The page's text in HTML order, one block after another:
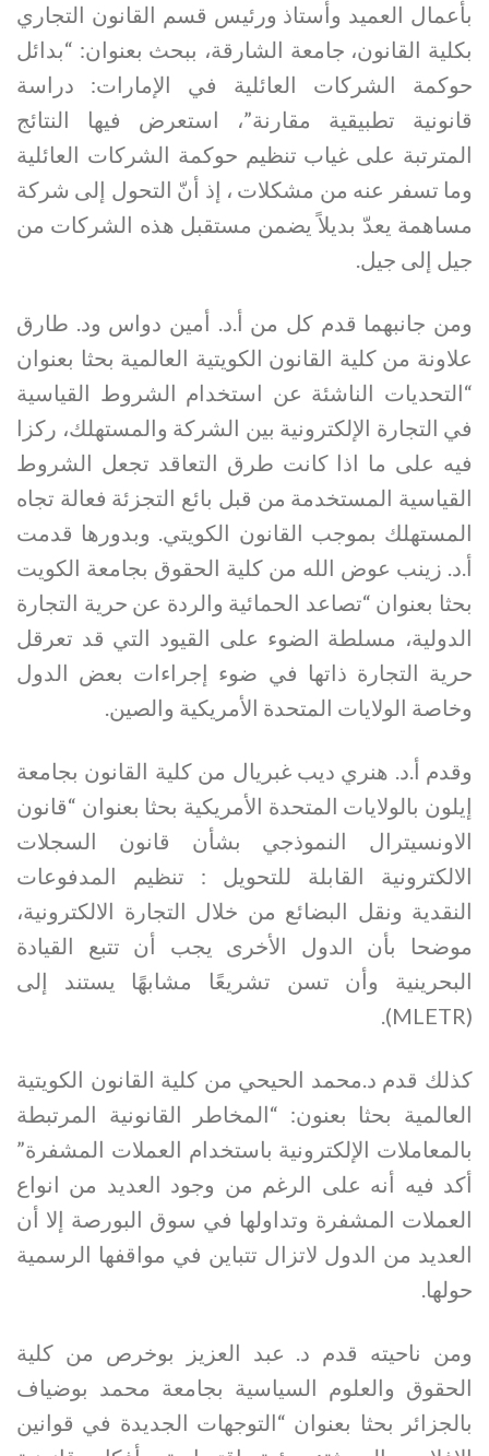
بأعمال العميد وأستاذ ورئيس قسم القانون التجاري
بكلية القانون، جامعة الشارقة، ببحث بعنوان: “بدائل
حوكمة الشركات العائلية في الإمارات: دراسة
قانونية تطبيقية مقارنة”، استعرض فيها النتائج
المترتبة على غياب تنظيم حوكمة الشركات العائلية
وما تسفر عنه من مشكلات ، إذ أنّ التحول إلى شركة
مساهمة يعدّ بديلاً يضمن مستقبل هذه الشركات من
جيل إلى جيل.
ومن جانبهما قدم كل من أ.د. أمين دواس ود. طارق
علاونة من كلية القانون الكويتية العالمية بحثا بعنوان
“التحديات الناشئة عن استخدام الشروط القياسية
في التجارة الإلكترونية بين الشركة والمستهلك، ركزا
فيه على ما اذا كانت طرق التعاقد تجعل الشروط
القياسية المستخدمة من قبل بائع التجزئة فعالة تجاه
المستهلك بموجب القانون الكويتي. وبدورها قدمت
أ.د. زينب عوض الله من كلية الحقوق بجامعة الكويت
بحثا بعنوان “تصاعد الحمائية والردة عن حرية التجارة
الدولية، مسلطة الضوء على القيود التي قد تعرقل
حرية التجارة ذاتها في ضوء إجراءات بعض الدول
وخاصة الولايات المتحدة الأمريكية والصين.
وقدم أ.د. هنري ديب غبريال من كلية القانون بجامعة
إيلون بالولايات المتحدة الأمريكية بحثا بعنوان “قانون
الاونسيترال النموذجي بشأن قانون السجلات
الالكترونية القابلة للتحويل : تنظيم المدفوعات
النقدية ونقل البضائع من خلال التجارة الالكترونية،
موضحا بأن الدول الأخرى يجب أن تتبع القيادة
البحرينية وأن تسن تشريعًا مشابهًا يستند إلى
(MLETR).
كذلك قدم د.محمد الحيحي من كلية القانون الكويتية
العالمية بحثا بعنون: “المخاطر القانونية المرتبطة
بالمعاملات الإلكترونية باستخدام العملات المشفرة”
أكد فيه أنه على الرغم من وجود العديد من انواع
العملات المشفرة وتداولها في سوق البورصة إلا أن
العديد من الدول لاتزال تتباين في مواقفها الرسمية
حولها.
ومن ناحيته قدم د. عبد العزيز بوخرص من كلية
الحقوق والعلوم السياسية بجامعة محمد بوضياف
بالجزائر بحثا بعنوان “التوجهات الجديدة في قوانين